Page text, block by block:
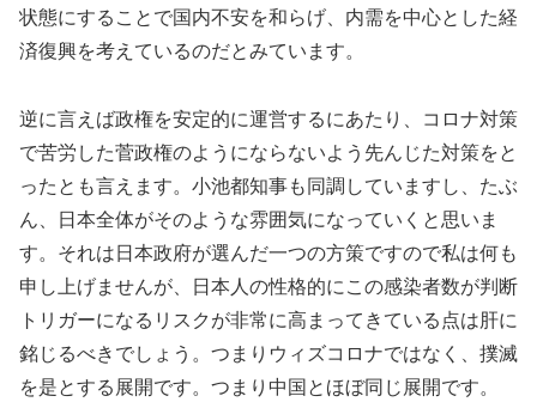
状態にすることで国内不安を和らげ、内需を中心とした経
済復興を考えているのだとみています。
逆に言えば政権を安定的に運営するにあたり、コロナ対策
で苦労した菅政権のようにならないよう先んじた対策をと
ったとも言えます。小池都知事も同調していますし、たぶ
ん、日本全体がそのような雰囲気になっていくと思いま
す。それは日本政府が選んだ一つの方策ですので私は何も
申し上げませんが、日本人の性格的にこの感染者数が判断
トリガーになるリスクが非常に高まってきている点は肝に
銘じるべきでしょう。つまりウィズコロナではなく、撲滅
を是とする展開です。つまり中国とほぼ同じ展開です。